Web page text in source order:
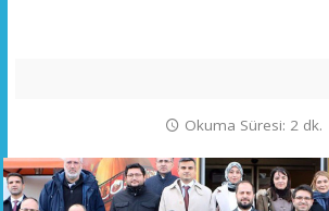
Okuma Süresi: 2 dk.